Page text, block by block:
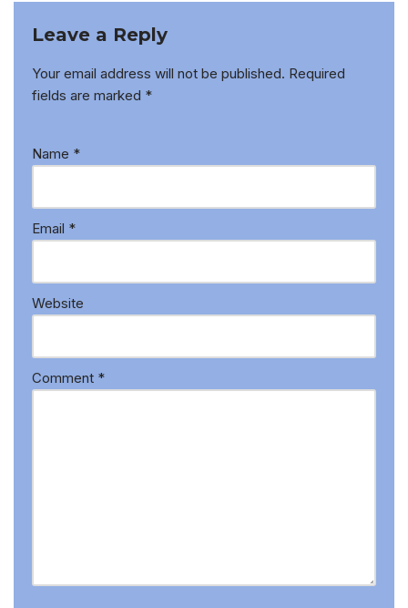
Leave a Reply
Your email address will not be published. Required
fields are marked *
Name *
Email *
Website
Comment *